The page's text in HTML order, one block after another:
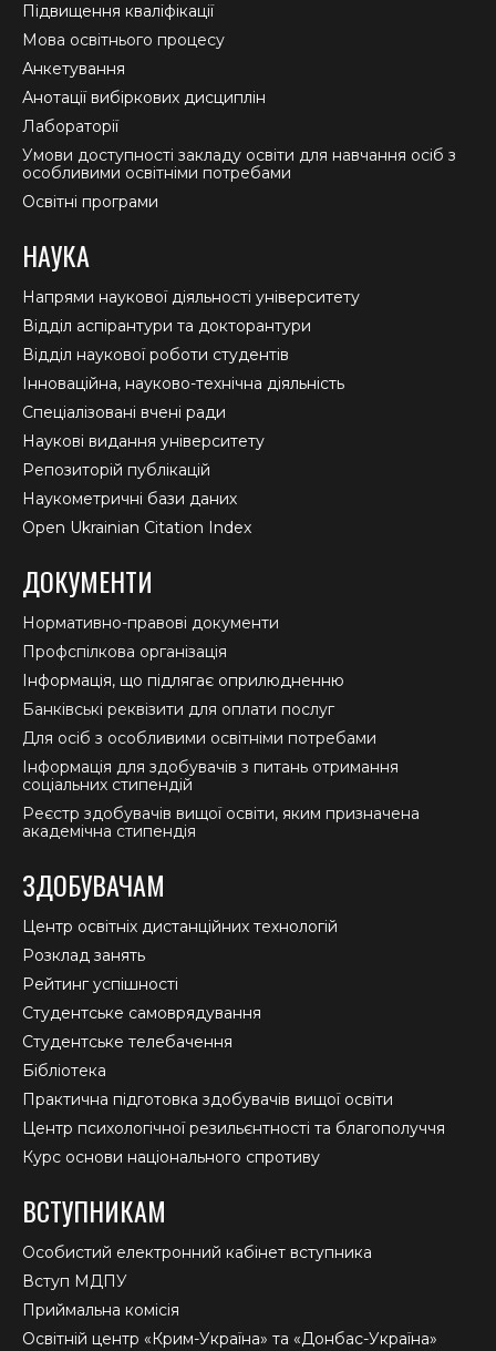
Підвищення кваліфікації
Мова освітнього процесу
Анкетування
Анотації вибіркових дисциплін
Лабораторії
Умови доступності закладу освіти для навчання осіб з
особливими освітніми потребами
Освітні програми
НАУКА
Напрями наукової діяльності університету
Відділ аспірантури та докторантури
Відділ наукової роботи студентів
Інноваційна, науково-технічна діяльність
Спеціалізовані вчені ради
Наукові видання університету
Репозиторій публікацій
Наукометричні бази даних
Open Ukrainian Citation Index
ДОКУМЕНТИ
Нормативно-правові документи
Профспілкова організація
Інформація, що підлягає оприлюдненню
Банківські реквізити для оплати послуг
Для осіб з особливими освітніми потребами
Інформація для здобувачів з питань отримання
соціальних стипендій
Реєстр здобувачів вищої освіти, яким призначена
академічна стипендія
ЗДОБУВАЧАМ
Центр освітніх дистанційних технологій
Розклад занять
Рейтинг успішності
Студентське самоврядування
Студентське телебачення
Бібліотека
Практична підготовка здобувачів вищої освіти
Центр психологічної резильєнтності та благополуччя
Курс основи національного спротиву
ВСТУПНИКАМ
Особистий електронний кабінет вступника
Вступ МДПУ
Приймальна комісія
Освітній центр «Крим-Україна» та «Донбас-Україна»